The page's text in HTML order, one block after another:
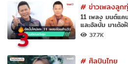
3
#ข่าวเพลงลูก
11 เพลง มนต์แ
และอัลบั้ม มาเด้อ
37.7K
#ศิลปินไทย